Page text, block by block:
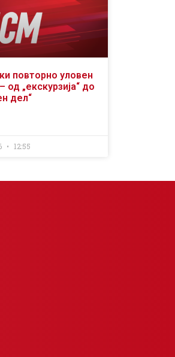
повторно уловен
од „екскурзија“ до
дел“
12:55